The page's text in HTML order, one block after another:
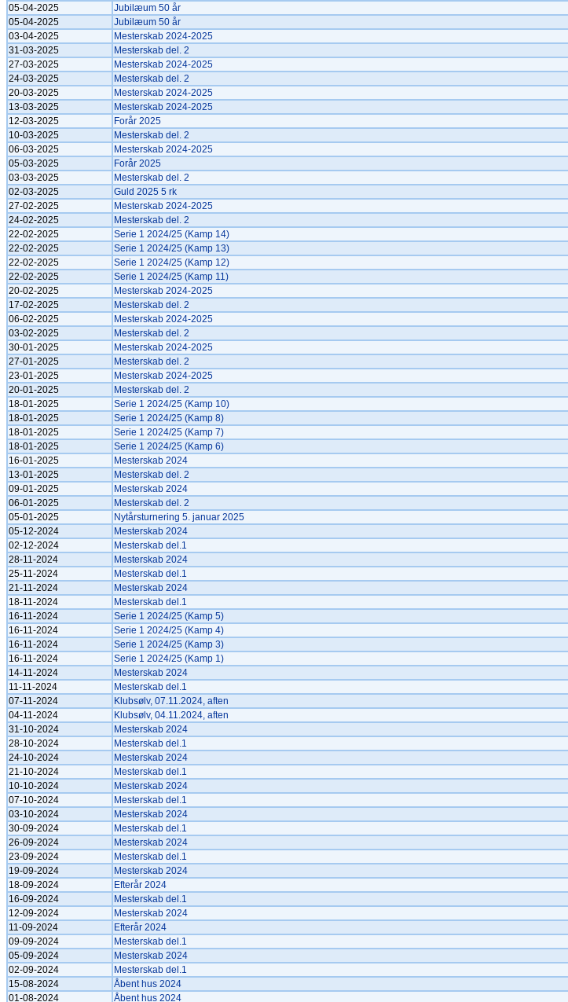
05-04-2025
Jubilæum 50 år
05-04-2025
Jubilæum 50 år
03-04-2025
Mesterskab 2024-2025
31-03-2025
Mesterskab del. 2
27-03-2025
Mesterskab 2024-2025
24-03-2025
Mesterskab del. 2
20-03-2025
Mesterskab 2024-2025
13-03-2025
Mesterskab 2024-2025
12-03-2025
Forår 2025
10-03-2025
Mesterskab del. 2
06-03-2025
Mesterskab 2024-2025
05-03-2025
Forår 2025
03-03-2025
Mesterskab del. 2
02-03-2025
Guld 2025 5 rk
27-02-2025
Mesterskab 2024-2025
24-02-2025
Mesterskab del. 2
22-02-2025
Serie 1 2024/25 (Kamp 14)
22-02-2025
Serie 1 2024/25 (Kamp 13)
22-02-2025
Serie 1 2024/25 (Kamp 12)
22-02-2025
Serie 1 2024/25 (Kamp 11)
20-02-2025
Mesterskab 2024-2025
17-02-2025
Mesterskab del. 2
06-02-2025
Mesterskab 2024-2025
03-02-2025
Mesterskab del. 2
30-01-2025
Mesterskab 2024-2025
27-01-2025
Mesterskab del. 2
23-01-2025
Mesterskab 2024-2025
20-01-2025
Mesterskab del. 2
18-01-2025
Serie 1 2024/25 (Kamp 10)
18-01-2025
Serie 1 2024/25 (Kamp 8)
18-01-2025
Serie 1 2024/25 (Kamp 7)
18-01-2025
Serie 1 2024/25 (Kamp 6)
16-01-2025
Mesterskab 2024
13-01-2025
Mesterskab del. 2
09-01-2025
Mesterskab 2024
06-01-2025
Mesterskab del. 2
05-01-2025
Nytårsturnering 5. januar 2025
05-12-2024
Mesterskab 2024
02-12-2024
Mesterskab del.1
28-11-2024
Mesterskab 2024
25-11-2024
Mesterskab del.1
21-11-2024
Mesterskab 2024
18-11-2024
Mesterskab del.1
16-11-2024
Serie 1 2024/25 (Kamp 5)
16-11-2024
Serie 1 2024/25 (Kamp 4)
16-11-2024
Serie 1 2024/25 (Kamp 3)
16-11-2024
Serie 1 2024/25 (Kamp 1)
14-11-2024
Mesterskab 2024
11-11-2024
Mesterskab del.1
07-11-2024
Klubsølv, 07.11.2024, aften
04-11-2024
Klubsølv, 04.11.2024, aften
31-10-2024
Mesterskab 2024
28-10-2024
Mesterskab del.1
24-10-2024
Mesterskab 2024
21-10-2024
Mesterskab del.1
10-10-2024
Mesterskab 2024
07-10-2024
Mesterskab del.1
03-10-2024
Mesterskab 2024
30-09-2024
Mesterskab del.1
26-09-2024
Mesterskab 2024
23-09-2024
Mesterskab del.1
19-09-2024
Mesterskab 2024
18-09-2024
Efterår 2024
16-09-2024
Mesterskab del.1
12-09-2024
Mesterskab 2024
11-09-2024
Efterår 2024
09-09-2024
Mesterskab del.1
05-09-2024
Mesterskab 2024
02-09-2024
Mesterskab del.1
15-08-2024
Åbent hus 2024
01-08-2024
Åbent hus 2024